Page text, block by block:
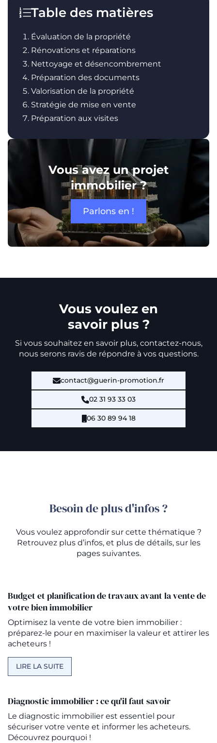
Table des matières
Évaluation de la propriété
Rénovations et réparations
Nettoyage et désencombrement
Préparation des documents
Valorisation de la propriété
Stratégie de mise en vente
Préparation aux visites
Vous avez un projet
immobilier ?
Parlons en !
Vous voulez en
savoir plus ?
Si vous souhaitez en savoir plus, contactez-nous,
nous serons ravis de répondre à vos questions.
contact@guerin-promotion.fr
02 31 93 33 03
06 30 89 94 18
Besoin de plus d'infos ?
Vous voulez approfondir sur cette thématique ?
Retrouvez plus d’infos, et plus de détails, sur les
pages suivantes.
Budget et planification de travaux avant la vente de
votre bien immobilier
Optimisez la vente de votre bien immobilier :
préparez-le pour en maximiser la valeur et attirer les
acheteurs !
LIRE LA SUITE
Diagnostic immobilier : ce qu'il faut savoir
Le diagnostic immobilier est essentiel pour
sécuriser votre vente et informer les acheteurs.
Découvrez pourquoi !